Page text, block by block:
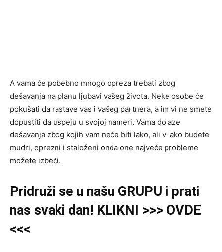
A vama će pobebno mnogo opreza trebati zbog
dešavanja na planu ljubavi vašeg života. Neke osobe će
pokušati da rastave vas i vašeg partnera, a im vi ne smete
dopustiti da uspeju u svojoj nameri. Vama dolaze
dešavanja zbog kojih vam neće biti lako, ali vi ako budete
mudri, oprezni i staloženi onda one najveće probleme
možete izbeći.
Pridruži se u našu GRUPU i prati
nas svaki dan! KLIKNI >>> OVDE
<<<